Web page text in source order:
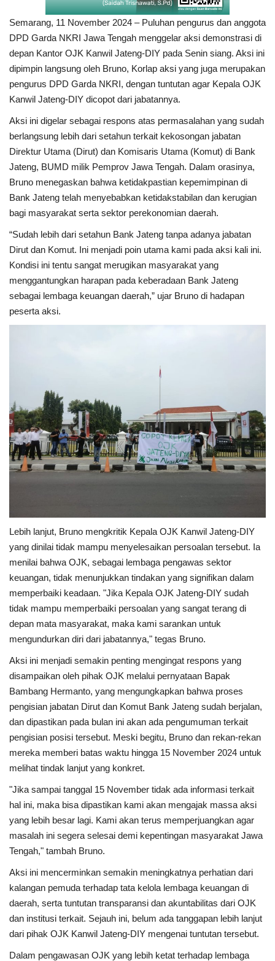
Semarang, 11 November 2024 – Puluhan pengurus dan anggota
DPD Garda NKRI Jawa Tengah menggelar aksi demonstrasi di
depan Kantor OJK Kanwil Jateng-DIY pada Senin siang. Aksi ini
dipimpin langsung oleh Bruno, Korlap aksi yang juga merupakan
pengurus DPD Garda NKRI, dengan tuntutan agar Kepala OJK
Kanwil Jateng-DIY dicopot dari jabatannya.
Aksi ini digelar sebagai respons atas permasalahan yang sudah
berlangsung lebih dari setahun terkait kekosongan jabatan
Direktur Utama (Dirut) dan Komisaris Utama (Komut) di Bank
Jateng, BUMD milik Pemprov Jawa Tengah. Dalam orasinya,
Bruno menegaskan bahwa ketidakpastian kepemimpinan di
Bank Jateng telah menyebabkan ketidakstabilan dan kerugian
bagi masyarakat serta sektor perekonomian daerah.
“Sudah lebih dari setahun Bank Jateng tanpa adanya jabatan
Dirut dan Komut. Ini menjadi poin utama kami pada aksi kali ini.
Kondisi ini tentu sangat merugikan masyarakat yang
menggantungkan harapan pada keberadaan Bank Jateng
sebagai lembaga keuangan daerah,” ujar Bruno di hadapan
peserta aksi.
Lebih lanjut, Bruno mengkritik Kepala OJK Kanwil Jateng-DIY
yang dinilai tidak mampu menyelesaikan persoalan tersebut. Ia
menilai bahwa OJK, sebagai lembaga pengawas sektor
keuangan, tidak menunjukkan tindakan yang signifikan dalam
memperbaiki keadaan. "Jika Kepala OJK Jateng-DIY sudah
tidak mampu memperbaiki persoalan yang sangat terang di
depan mata masyarakat, maka kami sarankan untuk
mengundurkan diri dari jabatannya," tegas Bruno.
Aksi ini menjadi semakin penting mengingat respons yang
disampaikan oleh pihak OJK melalui pernyataan Bapak
Bambang Hermanto, yang mengungkapkan bahwa proses
pengisian jabatan Dirut dan Komut Bank Jateng sudah berjalan,
dan dipastikan pada bulan ini akan ada pengumuman terkait
pengisian posisi tersebut. Meski begitu, Bruno dan rekan-rekan
mereka memberi batas waktu hingga 15 November 2024 untuk
melihat tindak lanjut yang konkret.
"Jika sampai tanggal 15 November tidak ada informasi terkait
hal ini, maka bisa dipastikan kami akan mengajak massa aksi
yang lebih besar lagi. Kami akan terus memperjuangkan agar
masalah ini segera selesai demi kepentingan masyarakat Jawa
Tengah," tambah Bruno.
Aksi ini mencerminkan semakin meningkatnya perhatian dari
kalangan pemuda terhadap tata kelola lembaga keuangan di
daerah, serta tuntutan transparansi dan akuntabilitas dari OJK
dan institusi terkait. Sejauh ini, belum ada tanggapan lebih lanjut
dari pihak OJK Kanwil Jateng-DIY mengenai tuntutan tersebut.
Dalam pengawasan OJK yang lebih ketat terhadap lembaga